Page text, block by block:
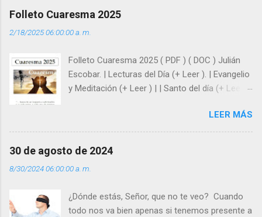
siempre está pendiente de nosotros. Amar es
y protegidos por nosotros. “ Señor, soy un
árbol sin frutos, pero tú me das la savia para
que al menos mis ramas y hojas den sombra
super hombre? - ¿Superas tu fragilidad con la
gracia de Dios? Julián Escobar. | Lecturas del
Día (+ Leer ). | Evangelio y Meditación (+ Leer ) |
Folleto Cuaresma 2025
2/18/2025 06:00:00 a. m.
Folleto Cuaresma 2025 ( PDF ) ( DOC ) Julián
Escobar. | Lecturas del Día (+ Leer ). | Evangelio
y Meditación (+ Leer ) | | Santo del día (+ Leer )
LEER MÁS
30 de agosto de 2024
8/30/2024 06:00:00 a. m.
¿Dónde estás, Señor, que no te veo? Cuando
todo nos va bien apenas si tenemos presente a